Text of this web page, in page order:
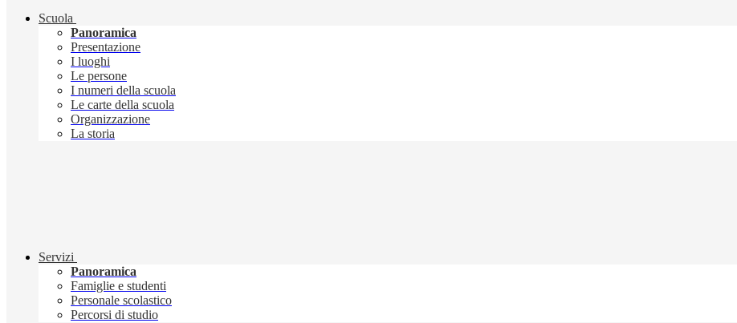
Scuola
Panoramica
Presentazione
I luoghi
Le persone
I numeri della scuola
Le carte della scuola
Organizzazione
La storia
Servizi
Panoramica
Famiglie e studenti
Personale scolastico
Percorsi di studio